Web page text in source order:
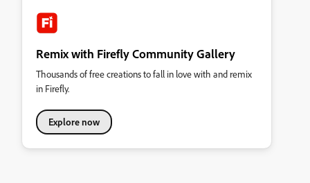
Remix with Firefly Community Gallery
Thousands of free creations to fall in love with and remix
in Firefly.
Explore now